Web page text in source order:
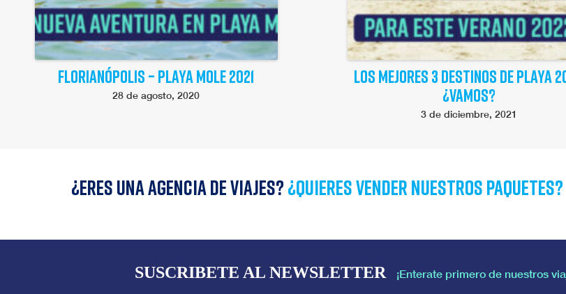
FLORIANÓPOLIS – PLAYA MOLE 2021
28 de agosto, 2020
LOS MEJORES 3 DESTINOS DE PLAYA
¿VAMOS?
3 de diciembre, 2021
¿Eres una agencia de viajes?¿quieres vender nuestros paquetes?
SUSCRIBETE AL NEWSLETTER ¡Enterate primero de nuestros